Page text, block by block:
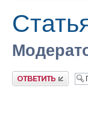
Ответить